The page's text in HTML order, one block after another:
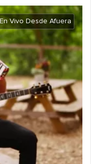
En Vivo Desde Afuera